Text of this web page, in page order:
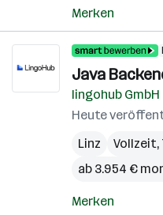
Merken
Java
lingohub GmbH
Heute
Linz
Vollzeit,
ab 3.954 €
Merken